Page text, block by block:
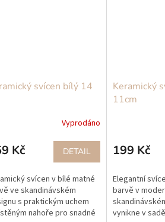
svícen bílý 14
Vyprodáno
Kč DETAIL
svícen v bílé matné
ve skandinávském
s praktickým uchem
nahoře pro snadné
Keramický
11cm
199 Kč
Elegantní
barvě v
vynikne v